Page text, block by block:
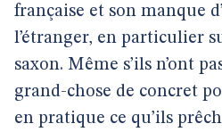
française et son manque
l’étranger, en particulier
saxon. Même s’ils n’ont
grand-chose de concret
en pratique ce qu’ils